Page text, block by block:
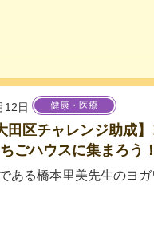
12日 健康・医療
田区チャレンジ助成
ごハウスに集まろう！
ある橋本里美先生のヨガ